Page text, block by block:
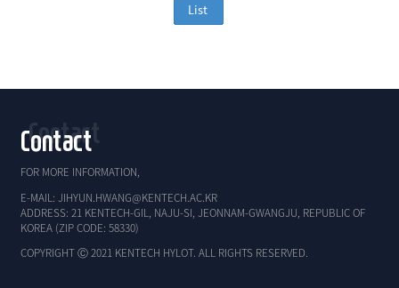
List
Contact
FOR MORE INFORMATION,
E-MAIL: JIHYUN.HWANG@KENTECH.AC.KR
ADDRESS: 21 KENTECH-GIL, NAJU-SI, JEONNAM-GWANGJU, REPUBLIC OF
KOREA (ZIP CODE: 58330)
COPYRIGHT Ⓒ 2021 KENTECH HYLOT. ALL RIGHTS RESERVED.